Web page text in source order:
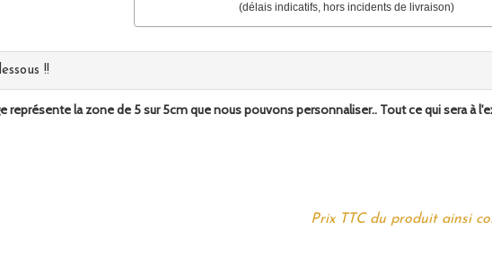
(délais indicatifs, hors incidents de livraison)
!!
la zone de 5 sur 5cm que nous pouvons personnaliser.. Tout ce qui sera à
Prix TTC du produit ainsi